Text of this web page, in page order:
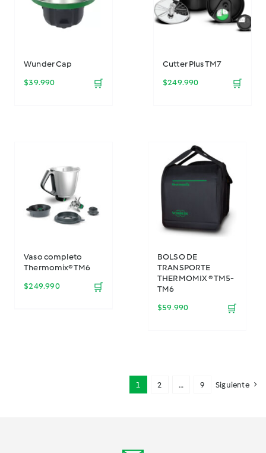
Wunder Cap
$39.990 🛒
Cutter Plus TM7
$249.990 🛒
Vaso completo
Thermomix® TM6
$249.990 🛒
BOLSO DE
TRANSPORTE
THERMOMIX ® TM5-
TM6
$59.990 🛒
1 2 … 9 Siguiente